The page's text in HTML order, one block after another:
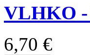
VLHKO -
6,70 €